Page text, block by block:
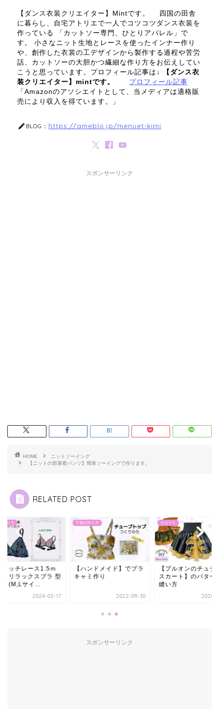
【ダンス衣装クリエイター】Mintです。 四国の田舎
に暮らし、自宅アトリエで一人でコツコツダンス衣装を
作っている 「カットソー専門、ひとりアパレル」で
す。 小さなニット生地とレースを使ったインナー作り
や、創作した衣裳の工デザインから製作する過程や苦労
話、カットソーの大胆かつ繊細な作り方をお伝えしてい
こうと思っています。プロフィール記事は↓
【ダンス衣
装クリエイター】mintです。
プロフィール記事
「Amazonのアソシエイトとして、当メディアは適格販
売により収入を得ています。」
BLOG： https://ameblo.jp/menuet-kimi
スポンサーリンク
HOME
ニットソーイング
【ニットの部屋着パンツ】簡単ソーイングで作ります。
RELATED POST
作り方
ンドメイド】でブラ
ミ作り
2022-09-30
スカート
【プルオンのチュチュ風
スカート】のパターンと
2020-02-18
下着の作り方
ストレッチレース
で作るリラックスブ
紙あり(M,Lサイ...
2024-
スポンサーリンク